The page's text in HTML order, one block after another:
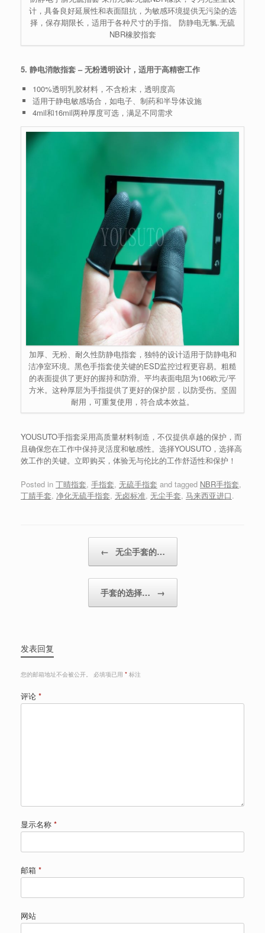
计，具备良好延展性和表面阻抗，为敏感环境提供无污染的选
择，保存期限长，适用于各种尺寸的手指。 防静电无氯.无硫
NBR橡胶指套
5. 静电消散指套 – 无粉透明设计，适用于高精密工作
100%透明乳胶材料，不含粉末，透明度高
适用于静电敏感场合，如电子、制药和半导体设施
4mil和16mil两种厚度可选，满足不同需求
加厚、无粉、耐久性防静电指套，独特的设计适用于防静电和
洁净室环境。黑色手指套使关键的ESD监控过程更容易。粗糙
的表面提供了更好的握持和防滑。平均表面电阻为106欧元/平
方米。这种厚层为手指提供了更好的保护层，以防受伤。坚固
耐用，可重复使用，符合成本效益。
YOUSUTO手指套采用高质量材料制造，不仅提供卓越的保护，而
且确保您在工作中保持灵活度和敏感性。选择YOUSUTO，选择高
效工作的关键。立即购买，体验无与伦比的工作舒适性和保护！
Posted in 丁晴指套, 手指套, 无硫手指套 and tagged NBR手指套,
丁腈手套, 净化无硫手指套, 无卤标准, 无尘手套, 马来西亚进口.
← 无尘手套的…
手套的选择… →
发表回复
您的邮箱地址不会被公开。 必填项已用 * 标注
评论 *
显示名称 *
邮箱 *
网站